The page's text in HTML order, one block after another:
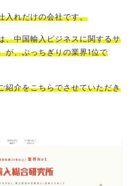
入れだけの会社です。
、中国輸入ビジネスに関するサ
が、ぶっちぎりの業界1位で
紹介をこちらでさせていただき